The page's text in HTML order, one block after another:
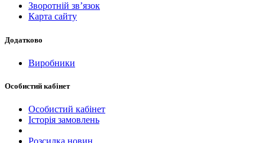
Зворотній зв’язок
Карта сайту
Додатково
Виробники
Особистий кабінет
Особистий кабінет
Історія замовлень
Розсилка новин